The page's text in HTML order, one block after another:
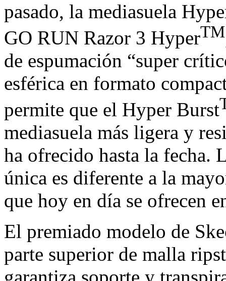
pasado, la mediasuela
GO RUN Razor 3 HyperTM
de espumación “super
esférica en formato
permite que el Hyper Burst
mediasuela más ligera y
ha ofrecido hasta la fecha.
única es diferente a la
que hoy en día se ofrecen
El premiado modelo de
parte superior de malla